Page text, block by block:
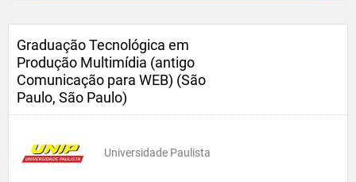
Graduação Tecnológica em
Produção Multimídia (antigo
Comunicação para WEB) (São
Paulo, São Paulo)
Universidade Paulista